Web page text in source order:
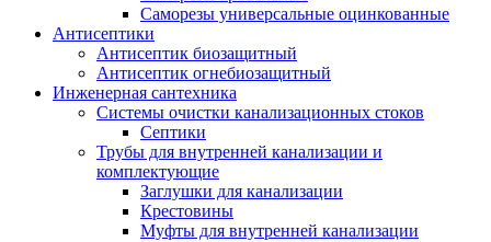
Саморезы универсальные оцинкованные
Антисептики
Антисептик биозащитный
Антисептик огнебиозащитный
Инженерная сантехника
Системы очистки канализационных стоков
Септики
Трубы для внутренней канализации и
комплектующие
Заглушки для канализации
Крестовины
Муфты для внутренней канализации